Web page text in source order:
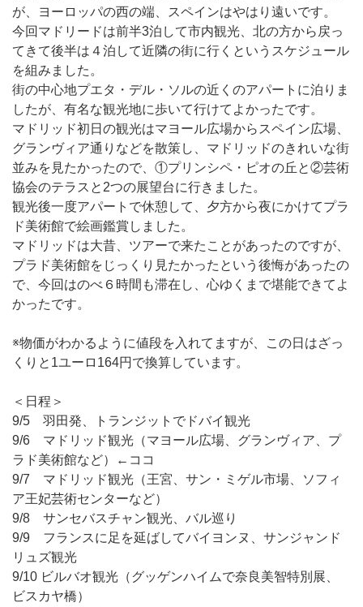
が、ヨーロッパの西の端、スペインはやはり遠いです。
今回マドリードは前半3泊して市内観光、北の方から戻っ
てきて後半は４泊して近隣の街に行くというスケジュール
を組みました。
街の中心地プエタ・デル・ソルの近くのアパートに泊りま
したが、有名な観光地に歩いて行けてよかったです。
マドリッド初日の観光はマヨール広場からスペイン広場、
グランヴィア通りなどを散策し、マドリッドのきれいな街
並みを見たかったので、①プリンシペ・ピオの丘と②芸術
協会のテラスと2つの展望台に行きました。
観光後一度アパートで休憩して、夕方から夜にかけてプラ
ド美術館で絵画鑑賞しました。
マドリッドは大昔、ツアーで来たことがあったのですが、
プラド美術館をじっくり見たかったという後悔があったの
で、今回はのべ６時間も滞在し、心ゆくまで堪能できてよ
かったです。
※物価がわかるように値段を入れてますが、この日はざっ
くりと1ユーロ164円で換算しています。
＜日程＞
9/5 羽田発、トランジットでドバイ観光
9/6 マドリッド観光（マヨール広場、グランヴィア、プ
ラド美術館など）←ココ
9/7 マドリッド観光（王宮、サン・ミゲル市場、ソフィ
ア王妃芸術センターなど）
9/8 サンセバスチャン観光、バル巡り
9/9 フランスに足を延ばしてバイヨンヌ、サンジャンド
リュズ観光
9/10 ビルバオ観光（グッゲンハイムで奈良美智特別展、
ビスカヤ橋）